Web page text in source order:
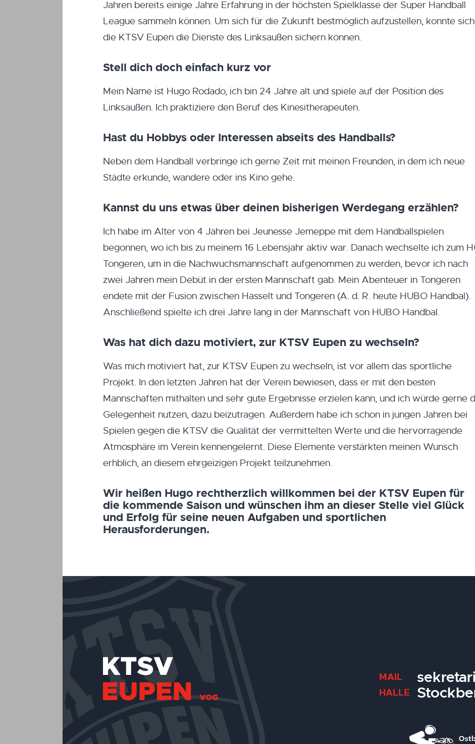
Jahren bereits einige Jahre Erfahrung in der höchsten Spielklasse der Super Handball
League sammeln können. Um sich für die Zukunft bestmöglich aufzustellen, konnte sich
die KTSV Eupen die Dienste des Linksaußen sichern können.
Stell dich doch einfach kurz vor
Mein Name ist Hugo Rodado, ich bin 24 Jahre alt und spiele auf der Position des
Linksaußen. Ich praktiziere den Beruf des Kinesitherapeuten.
Hast du Hobbys oder Interessen abseits des Handballs?
Neben dem Handball verbringe ich gerne Zeit mit meinen Freunden, in dem ich neue
Städte erkunde, wandere oder ins Kino gehe.
Kannst du uns etwas über deinen bisherigen Werdegang erzählen?
Ich habe im Alter von 4 Jahren bei Jeunesse Jemeppe mit dem Handballspielen
begonnen, wo ich bis zu meinem 16 Lebensjahr aktiv war. Danach wechselte ich zum
Tongeren, um in die Nachwuchsmannschaft aufgenommen zu werden, bevor ich nach
zwei Jahren mein Debüt in der ersten Mannschaft gab. Mein Abenteuer in Tongeren
endete mit der Fusion zwischen Hasselt und Tongeren (A. d. R. heute HUBO Handbal).
Anschließend spielte ich drei Jahre lang in der Mannschaft von HUBO Handbal.
Was hat dich dazu motiviert, zur KTSV Eupen zu wechseln?
Was mich motiviert hat, zur KTSV Eupen zu wechseln, ist vor allem das sportliche
Projekt. In den letzten Jahren hat der Verein bewiesen, dass er mit den besten
Mannschaften mithalten und sehr gute Ergebnisse erzielen kann, und ich würde gerne
Gelegenheit nutzen, dazu beizutragen. Außerdem habe ich schon in jungen Jahren bei
Spielen gegen die KTSV die Qualität der vermittelten Werte und die hervorragende
Atmosphäre im Verein kennengelernt. Diese Elemente verstärkten meinen Wunsch
erhblich, an diesem ehrgeizigen Projekt teilzunehmen.
Wir heißen Hugo rechtherzlich willkommen bei der KTSV Eupen für
die kommende Saison und wünschen ihm an dieser Stelle viel Glück
und Erfolg für seine neuen Aufgaben und sportlichen
Herausforderungen.
MAIL
HALLE